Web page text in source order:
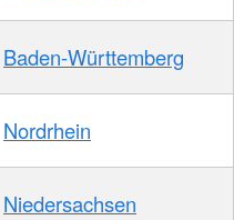
Baden-Württemberg
Nordrhein
Niedersachsen